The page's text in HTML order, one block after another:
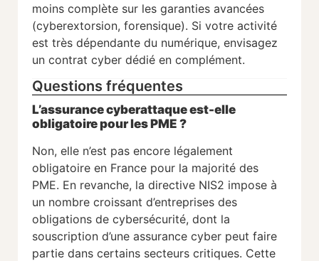
moins complète sur les garanties avancées
(cyberextorsion, forensique). Si votre activité
est très dépendante du numérique, envisagez
un contrat cyber dédié en complément.
Questions fréquentes
L’assurance cyberattaque est-elle
obligatoire pour les PME ?
Non, elle n’est pas encore légalement
obligatoire en France pour la majorité des
PME. En revanche, la directive NIS2 impose à
un nombre croissant d’entreprises des
obligations de cybersécurité, dont la
souscription d’une assurance cyber peut faire
partie dans certains secteurs critiques. Cette